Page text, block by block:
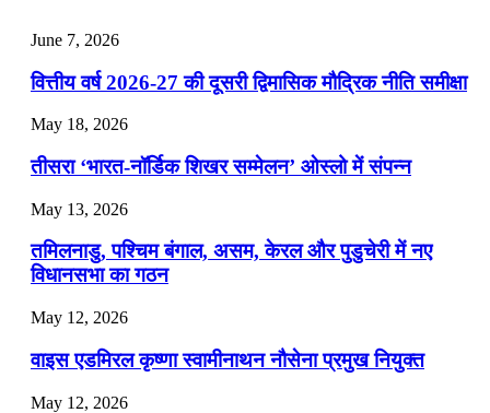
July 22, 2026
📝 डेली करेंट अफेयर्स: 19-21 जुलाई 2026
July 19, 2026
📝 डेली करेंट अफेयर्स: 16-18 जुलाई 2026
July 16, 2026
📝 डेली करेंट अफेयर्स: 13-15 जुलाई 2026
June 7, 2026
वित्तीय वर्ष 2026-27 की दूसरी द्विमासिक मौद्रिक नीति समीक्षा
May 18, 2026
तीसरा ‘भारत-नॉर्डिक शिखर सम्मेलन’ ओस्लो में संपन्न
May 13, 2026
तमिलनाडु, पश्चिम बंगाल, असम, केरल और पुडुचेरी में नए
विधानसभा का गठन
May 12, 2026
वाइस एडमिरल कृष्णा स्वामीनाथन नौसेना प्रमुख नियुक्त
May 12, 2026